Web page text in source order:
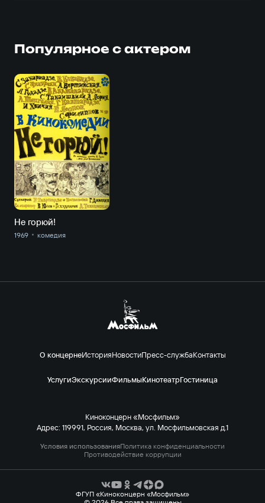
Популярное с актером
Не горюй!
1969 комедия
О концернеИсторияНовостиПресс-службаКонтакты
УслугиЭкскурсииФильмыКинотеатрГостиница
Киноконцерн «Мосфильм»
Адрес: 119991, Россия, Москва, ул. Мосфильмовская д.1
Условия использованияПолитика конфиденциальности
Противодействие коррупции
ФГУП «Киноконцерн «Мосфильм»